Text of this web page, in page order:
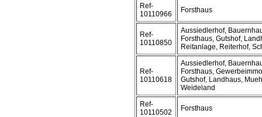
Ref-
10110966
Forsthaus
Ref-
10110850
Aussiedlerhof,
Forsthaus, Gutshof,
Reitanlage, Reiterhof,
Ref-
10110618
Aussiedlerhof,
Forsthaus,
Gutshof, Landhaus,
Weideland
Ref-
10110502
Forsthaus